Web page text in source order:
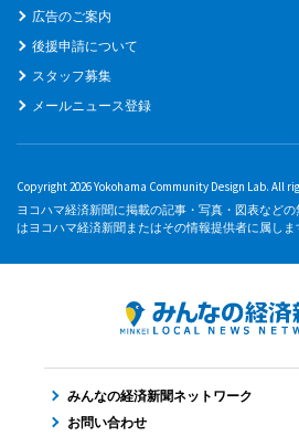
広告のご案内
後援申請について
スタッフ募集
メールニュース登録
Copyright 2026 Yokohama Community Design Lab. All
ヨコハマ経済新聞に掲載の記事・写真・図表など
はヨコハマ経済新聞またはその情報提供者に属しま
みんなの経済新聞ネットワーク
お問い合わせ